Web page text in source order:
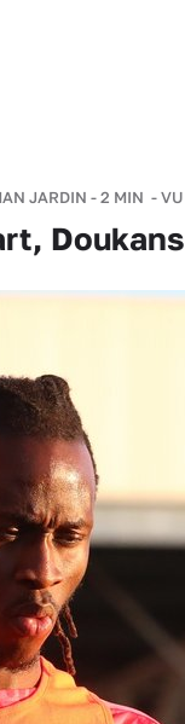
JARDIN -2 MIN -